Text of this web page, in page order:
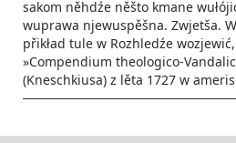
sakom něhdźe něšto kmane
wuprawa njewuspěšna. Zwjetša.
přikład tule w Rozhledźe
»Compendium theologico-
(Kneschkiusa) z lěta 1727 w